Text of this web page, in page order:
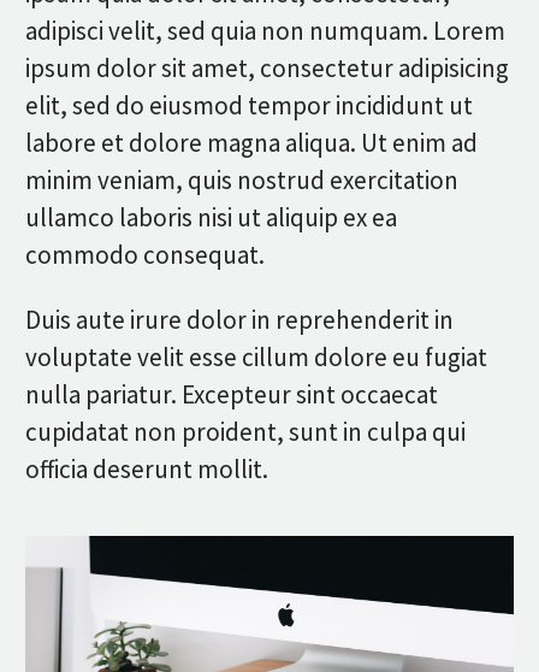
adipisci velit, sed quia non numquam. Lorem
ipsum dolor sit amet, consectetur adipisicing
elit, sed do eiusmod tempor incididunt ut
labore et dolore magna aliqua. Ut enim ad
minim veniam, quis nostrud exercitation
ullamco laboris nisi ut aliquip ex ea
commodo consequat.
Duis aute irure dolor in reprehenderit in
voluptate velit esse cillum dolore eu fugiat
nulla pariatur. Excepteur sint occaecat
cupidatat non proident, sunt in culpa qui
officia deserunt mollit.